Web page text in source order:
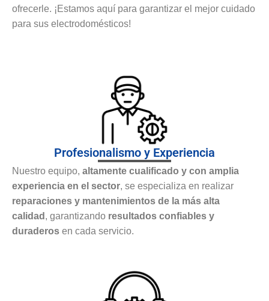
ofrecerle. ¡Estamos aquí para garantizar el mejor cuidado
para sus electrodomésticos!
Profesionalismo y Experiencia
Nuestro equipo, altamente cualificado y con amplia
experiencia en el sector, se especializa en realizar
reparaciones y mantenimientos de la más alta
calidad , garantizando resultados confiables y
duraderos en cada servicio.